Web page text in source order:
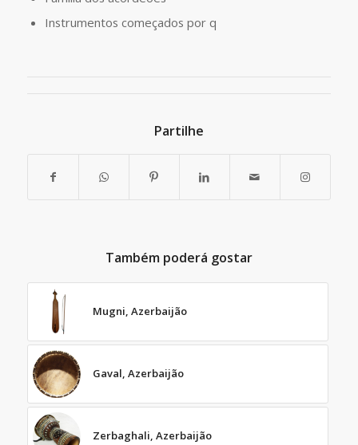
Instrumentos começados por q
Partilhe
Também poderá gostar
Mugni, Azerbaijão
Gaval, Azerbaijão
Zerbaghali, Azerbaijão